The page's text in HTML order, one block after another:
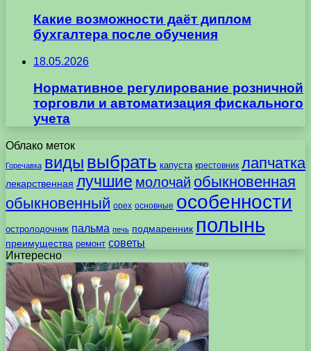
Какие возможности даёт диплом
бухгалтера после обучения
18.05.2026
Нормативное регулирование розничной
торговли и автоматизация фискального
учета
Облако меток
Горечавка виды выбрать капуста крестовник лапчатка
лекарственная лучшие молочай обыкновенная
обыкновенный орех основные особенности
остролодочник пальма печь подмаренник полынь
преимущества ремонт советы
Интересно